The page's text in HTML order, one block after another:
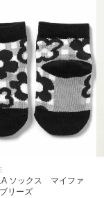
A ソックス マイファ
リーズ